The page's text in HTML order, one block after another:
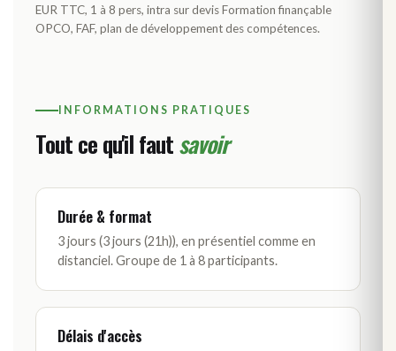
EUR TTC, 1 à 8 pers, intra sur devis Formation finançable
OPCO, FAF, plan de développement des compétences.
INFORMATIONS PRATIQUES
Tout ce qu'il fautsavoir
Durée & format
3 jours (3 jours (21h)), en présentiel comme en
distanciel. Groupe de 1 à 8 participants.
Délais d'accès